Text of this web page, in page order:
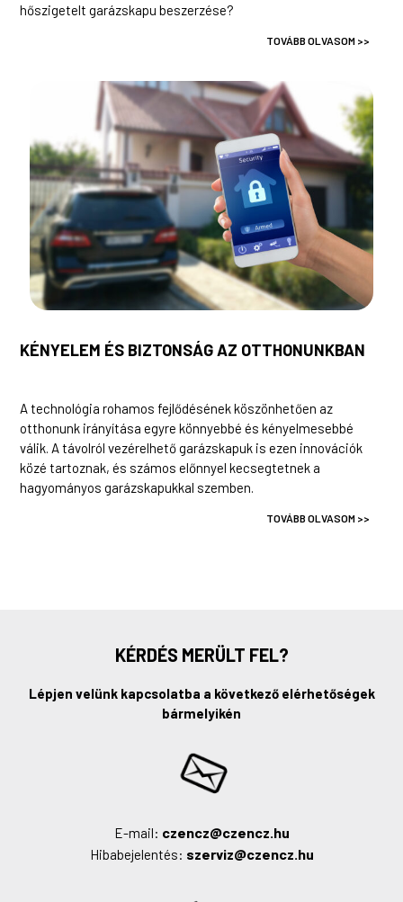
hőszigetelt garázskapu beszerzése?
TOVÁBB OLVASOM >>
KÉNYELEM ÉS BIZTONSÁG AZ OTTHONUNKBAN
A technológia rohamos fejlődésének köszönhetően az
otthonunk irányítása egyre könnyebbé és kényelmesebbé
válik. A távolról vezérelhető garázskapuk is ezen innovációk
közé tartoznak, és számos előnnyel kecsegtetnek a
hagyományos garázskapukkal szemben.
TOVÁBB OLVASOM >>
KÉRDÉS MERÜLT FEL?
Lépjen velünk kapcsolatba a következő elérhetőségek
bármelyikén
E-mail: czencz@czencz.hu
Hibabejelentés: szerviz@czencz.hu